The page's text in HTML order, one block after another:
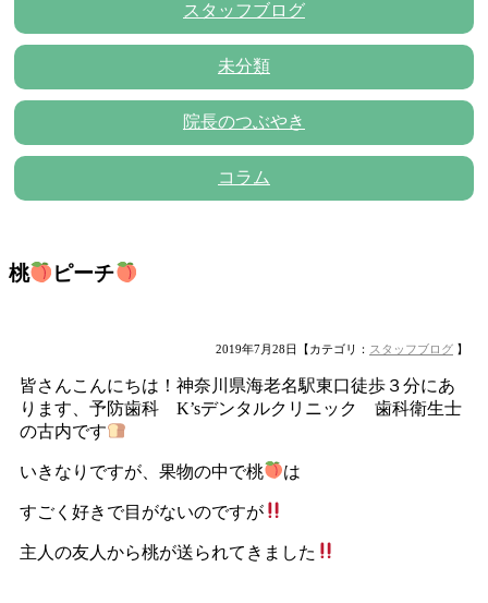
スタッフブログ
未分類
院長のつぶやき
コラム
桃 ピーチ
2019年7月28日【カテゴリ： スタッフブログ 】
皆さんこんにちは！神奈川県海老名駅東口徒歩３分にあ
ります、予防歯科 K’sデンタルクリニック 歯科衛生士
の古内です
いきなりですが、果物の中で桃 は
すごく好きで目がないのですが
主人の友人から桃が送られてきました